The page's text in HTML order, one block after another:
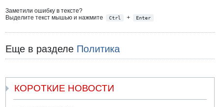
Заметили ошибку в тексте?
Выделите текст мышью и нажмите
Ctrl + Enter
Еще в разделе Политика
КОРОТКИЕ НОВОСТИ